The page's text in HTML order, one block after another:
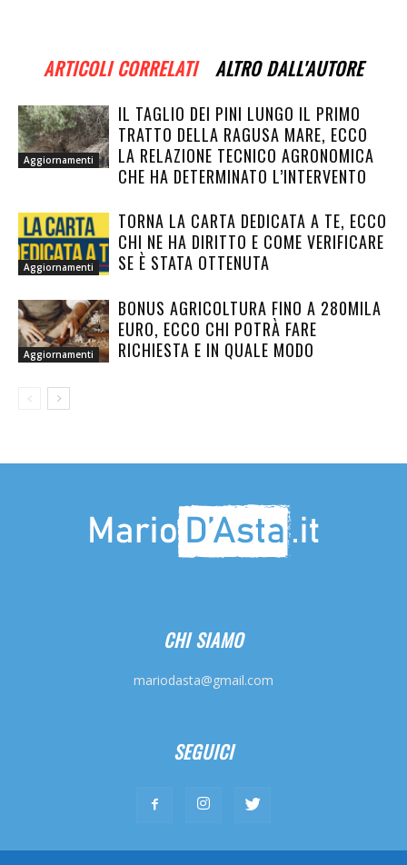
ARTICOLI CORRELATI ALTRO DALL'AUTORE
Aggiornamenti
IL TAGLIO DEI PINI LUNGO IL PRIMO
TRATTO DELLA RAGUSA MARE, ECCO
LA RELAZIONE TECNICO AGRONOMICA
CHE HA DETERMINATO L’INTERVENTO
Aggiornamenti
TORNA LA CARTA DEDICATA A TE, ECCO
CHI NE HA DIRITTO E COME VERIFICARE
SE È STATA OTTENUTA
Aggiornamenti
BONUS AGRICOLTURA FINO A 280MILA
EURO, ECCO CHI POTRÀ FARE
RICHIESTA E IN QUALE MODO
CHI SIAMO
mariodasta@gmail.com
SEGUICI